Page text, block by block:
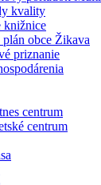
kvality
knižnice
obce Žikava
priznanie
centrum
centrum